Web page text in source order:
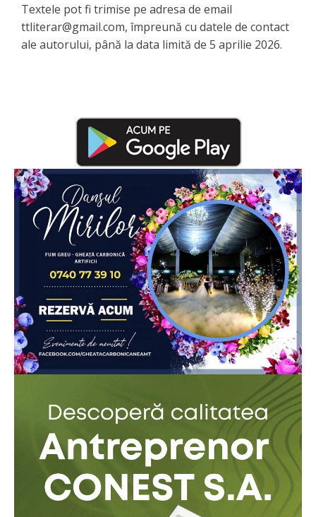
Textele pot fi trimise pe adresa de email
ttliterar@gmail.com, împreună cu datele de contact
ale autorului, până la data limită de 5 aprilie 2026.